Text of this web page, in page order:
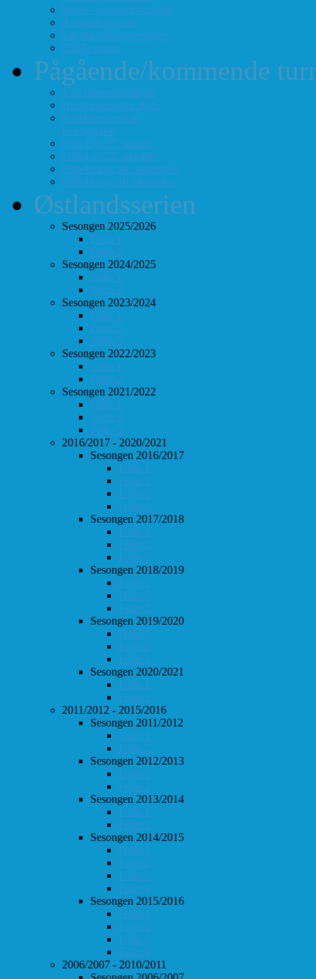
Barne- og ungdomssjakk
Årsmøte-papirer
Litt om sjakkforeningen
FIDEs regler
Pågående/kommende
Vårt turneringstilbud
Høstturneringen 2026
Klubbmesterskap
Hurtigsjakk
FolloLyn 27. august
FolloLyn 22. oktober
FolloHurtig 24. september
FolloHurtig 10. desember
Østlandsserien
Sesongen 2025/2026
Follo 1
Follo 2
Sesongen 2024/2025
Follo 1
Follo 2
Sesongen 2023/2024
Follo 1
Follo 2
Follo 3
Sesongen 2022/2023
Follo 1
Follo 2
Sesongen 2021/2022
Follo 1
Follo 2
Follo 3
2016/2017 - 2020/2021
Sesongen 2016/2017
Follo 1
Follo 2
Follo 3
Follo 4
Sesongen 2017/2018
Follo 1
Follo 2
Follo 3
Sesongen 2018/2019
Follo 1
Follo 2
Follo 3
Sesongen 2019/2020
Follo 1
Follo 2
Follo 3
Sesongen 2020/2021
Follo 1
Follo 2
2011/2012 - 2015/2016
Sesongen 2011/2012
Follo 1
Follo 2
Sesongen 2012/2013
Follo 1
Follo 2
Sesongen 2013/2014
Follo 1
Follo 2
Sesongen 2014/2015
Follo 1
Follo 2
Follo 3
Follo 4
Sesongen 2015/2016
Follo 1
Follo 2
Follo 3
Follo 4
2006/2007 - 2010/2011